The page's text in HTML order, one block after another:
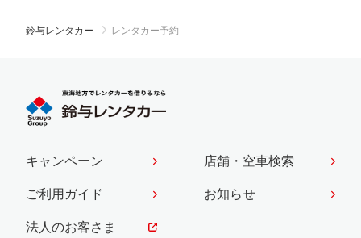
鈴与レンタカー レンタカー予約
キャンペーン 店舗・空車検索
ご利用ガイド お知らせ
法人のお客さま